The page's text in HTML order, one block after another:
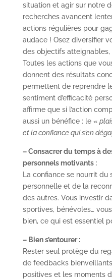
situation et agir sur notre
recherches avancent
actions régulières pour
audace ! Osez diversifier
des objectifs
Toutes les actions que
donnent des résultats
permettent de reprendre
sentiment d’efficacité
affirme que si l’action
aussi un bénéfice : le «
et la confiance qui s’en
– Consacrer du temps à
personnels motivants :
La confiance se nourrit du
personnelle et de la
des autres. Vous investir
sportives, bénévoles…
bien, ce qui est essentiel
– Bien s’entourer :
Rester seul protège du
de feedbacks
positives et les moments